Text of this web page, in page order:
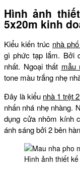
Hình ảnh
5x20m kinh
Kiểu kiến trúc nhà
gì phức tạp lắm. Bởi
nhất. Ngoại thất mẫu
tone màu trắng nhẹ
Đây là kiểu nhà 1 trệt
nhấn nhá nhẹ nhàng.
dụng cửa nhôm kính
ánh sáng bởi 2 bên
Hình ảnh thiết